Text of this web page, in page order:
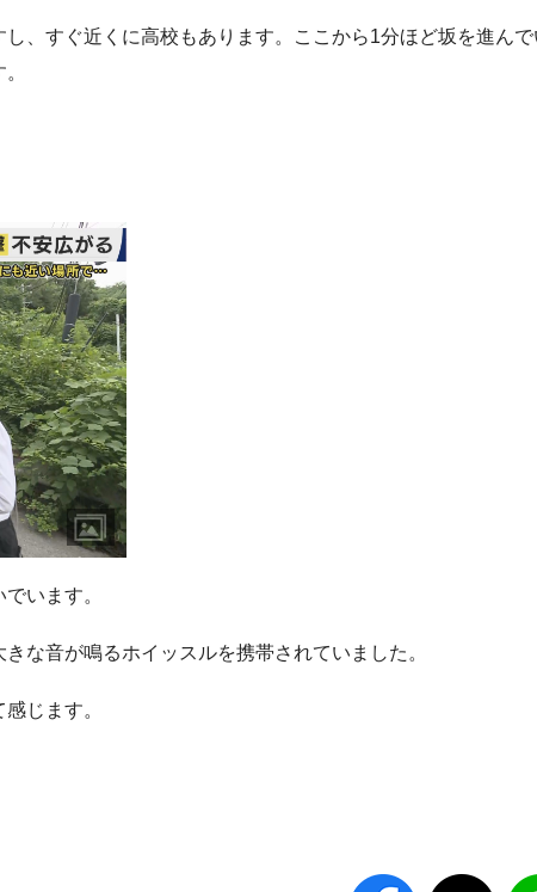
、すぐ近くに高校もあります。ここから1分ほど坂を進んで
います。
な音が鳴るホイッスルを携帯されていました。
じます。